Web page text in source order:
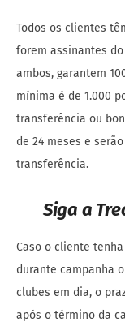
Todos os clientes
forem assinantes do
ambos, garantem
mínima é de 1.000
transferência ou
de 24 meses e
transferência.
Siga a
Caso o cliente
durante campanha
clubes em dia, o
após o término da